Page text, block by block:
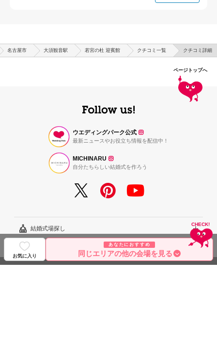
お気に入り
あなたにおすすめ
同じエリアの他の会場を見る
名古屋市 大須観音駅 若宮の杜 迎賓館 クチコミ一覧 クチコミ詳細
ページトップへ
ウエディングパーク公式
最新ニュースやお役立ち情報を配信中！
MICHINARU
自分たちらしい結婚式を作ろう
結婚式場探し